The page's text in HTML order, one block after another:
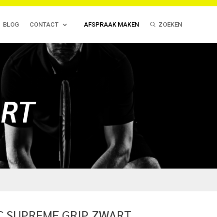
BLOG CONTACT AFSPRAAK MAKEN ZOEKEN